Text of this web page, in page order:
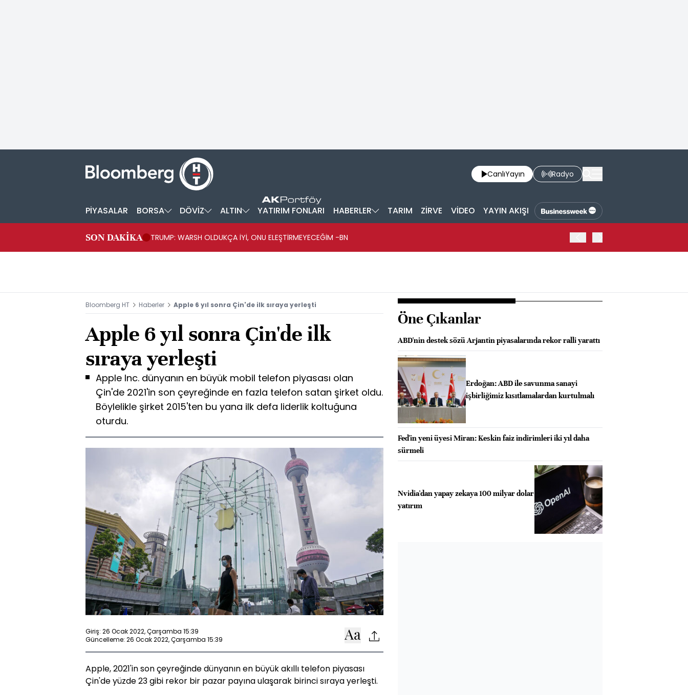
CanlıYayın Radyo
PİYASALAR BORSA DÖVİZ ALTIN YATIRIM FONLARI HABERLER TARIM ZİRVE VİDEO YAYIN AKIŞI
SON DAKİKA TRUMP: WARSH OLDUKÇA İYİ, ONU ELEŞTİRMEYECEĞİM -BN
Bloomberg HT Haberler Apple 6 yıl sonra Çin'de ilk sıraya yerleşti
Apple 6 yıl sonra Çin'de ilk
sıraya yerleşti
Apple Inc. dünyanın en büyük mobil telefon piyasası olan
Çin'de 2021'in son çeyreğinde en fazla telefon satan şirket oldu.
Böylelikle şirket 2015'ten bu yana ilk defa liderlik koltuğuna
oturdu.
Giriş: 26 Ocak 2022, Çarşamba 15:39
Güncelleme: 26 Ocak 2022, Çarşamba 15:39
Apple, 2021'in son çeyreğinde dünyanın en büyük akıllı telefon piyasası
Çin'de yüzde 23 gibi rekor bir pazar payına ulaşarak birinci sıraya yerleşti.
Öne Çıkanlar
ABD'nin destek sözü Arjantin piyasalarında rekor ralli yarattı
Erdoğan: ABD ile savunma sanayi
işbirliğimiz kısıtlamalardan kurtulmalı
Fed'in yeni üyesi Miran: Keskin faiz indirimleri iki yıl daha
sürmeli
Nvidia'dan yapay zekaya 100 milyar dolar
yatırım